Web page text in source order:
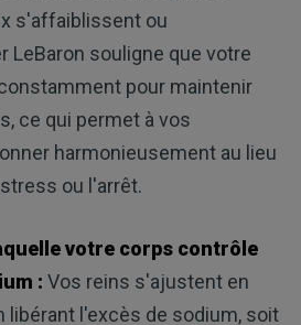
s'affaiblissent ou
LeBaron souligne que votre
pour maintenir
ce qui permet à vos
harmonieusement au lieu
ou l'arrêt.
votre corps contrôle
: Vos reins s'ajustent en
libérant l'excès de sodium, soit